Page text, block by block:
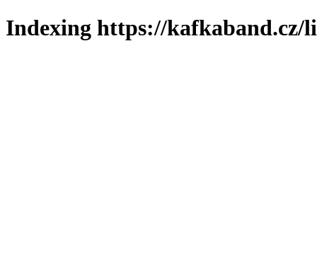
Indexing https://kafkaband.cz/